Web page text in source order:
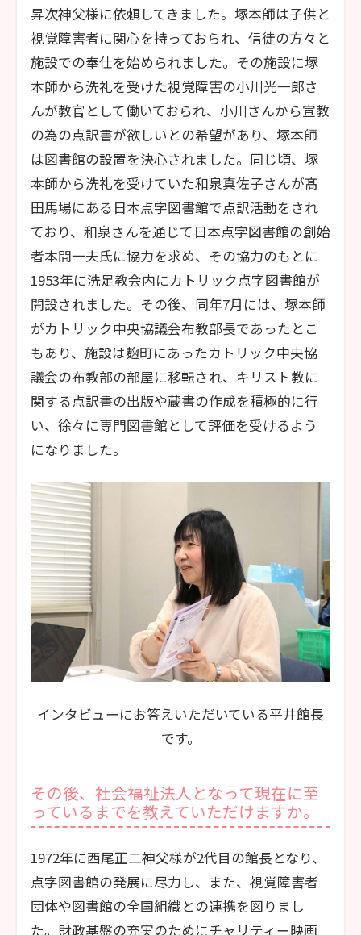
昇次神父様に依頼してきました。塚本師は子供と
視覚障害者に関心を持っておられ、信徒の方々と
施設での奉仕を始められました。その施設に塚
本師から洗礼を受けた視覚障害の小川光一郎さ
んが教官として働いておられ、小川さんから宣教
の為の点訳書が欲しいとの希望があり、塚本師
は図書館の設置を決心されました。同じ頃、塚
本師から洗礼を受けていた和泉真佐子さんが髙
田馬場にある日本点字図書館で点訳活動をされ
ており、和泉さんを通じて日本点字図書館の創始
者本間一夫氏に協力を求め、その協力のもとに
1953年に洗足教会内にカトリック点字図書館が
開設されました。その後、同年7月には、塚本師
がカトリック中央協議会布教部長であったとこ
もあり、施設は麹町にあったカトリック中央協
議会の布教部の部屋に移転され、キリスト教に
関する点訳書の出版や蔵書の作成を積極的に行
い、徐々に専門図書館として評価を受けるよう
になりました。
インタビューにお答えいただいている平井館長
です。
その後、社会福祉法人となって現在に至
っているまでを教えていただけますか。
1972年に西尾正二神父様が2代目の館長となり、
点字図書館の発展に尽力し、また、視覚障害者
団体や図書館の全国組織との連携を図りまし
た。財政基盤の充実のためにチャリティー映画